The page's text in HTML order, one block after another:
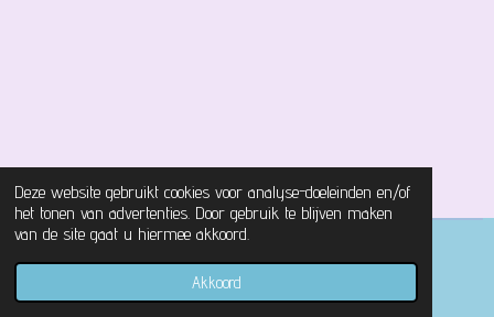
Deze website gebruikt cookies voor analyse-doeleinden en/of
het tonen van advertenties. Door gebruik te blijven maken
van de site gaat u hiermee akkoord.
Akkoord